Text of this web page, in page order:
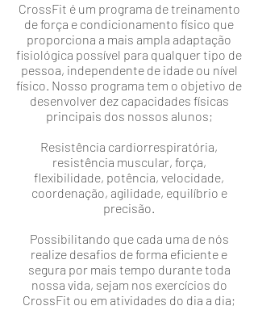
CrossFit é um programa de treinamento
de força e condicionamento físico que
proporciona a mais ampla adaptação
fisiológica possível para qualquer tipo de
pessoa, independente de idade ou nível
físico. Nosso programa tem o objetivo de
desenvolver dez capacidades físicas
principais dos nossos alunos;
Resistência cardiorrespiratória,
resistência muscular, força,
flexibilidade, potência, velocidade,
coordenação, agilidade, equilíbrio e
precisão.
Possibilitando que cada uma de nós
realize desafios de forma eficiente e
segura por mais tempo durante toda
nossa vida, sejam nos exercícios do
CrossFit ou em atividades do dia a dia;